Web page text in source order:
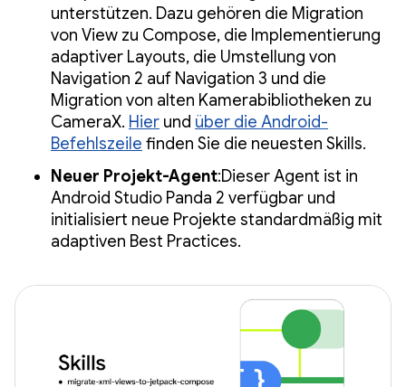
unterstützen. Dazu gehören die Migration
von View zu Compose, die Implementierung
adaptiver Layouts, die Umstellung von
Navigation 2 auf Navigation 3 und die
Migration von alten Kamerabibliotheken zu
CameraX. Hier und über die Android-
Befehlszeile finden Sie die neuesten Skills.
Neuer Projekt-Agent:Dieser Agent ist in
Android Studio Panda 2 verfügbar und
initialisiert neue Projekte standardmäßig mit
adaptiven Best Practices.